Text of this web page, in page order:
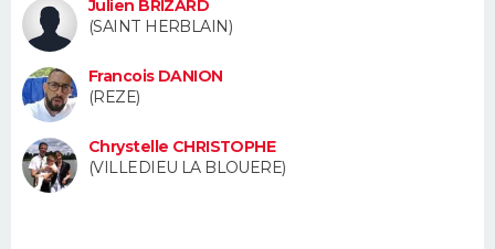
Bricolage
Lifestyle
Culture
Sport
Auto
Television
Voyage
Cinema
Julien BRIZARD
(SAINT HERBLAIN)
Francois DANION
(REZE)
Chrystelle CHRISTOPHE
(VILLEDIEU LA BLOUERE)